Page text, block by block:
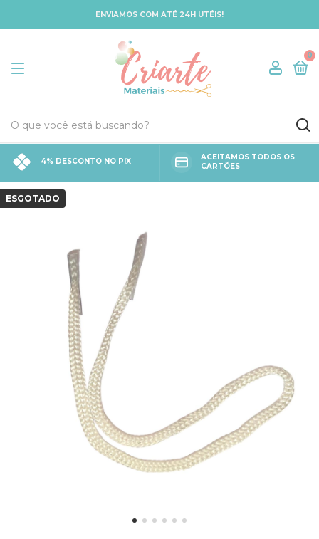
ENVIAMOS COM ATÉ 24H UTÉIS!
0
4% DESCONTO NO PIX
ACEITAMOS TODOS OS
CARTÕES
ESGOTADO